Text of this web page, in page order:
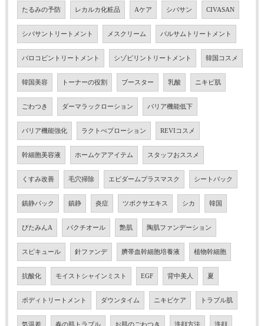
たるみの予防 レカルカ化粧品 Aケア シバサン CIVASAN
シバサントリートメント メスクリーム バルサムトリートメント
バロコビントリートメント シゾピリントリートメント 韓国コスメ
韓国美容 トーナーの役割 ブースター 乳酸 ニキビ肌
ごわつき ダーマラックローション バリア機能低下
バリア機能強化 ラクトぺプローション REVIコスメ
幹細胞美容液 ホームケアアイテム スタッフおススメ
くすみ改善 毛穴掃除 エピダームプラスマスク シートパック
鎮静パック 鎮静 炎症 ツボクサエキス シカ 韓国
びたみんA バクチオール 艶肌 陶肌ファンデーション
スピキュール 針ファンデ 臍帯血幹細胞培養液 植物幹細胞
抗酸化 モイストシャインミスト EGF 背中美人 夏
ボディトリートメント ダウンタイム ニキビケア トラブル肌
気温差 春の肌トラブル お肌のごわつき 洗顔方法 洗顔